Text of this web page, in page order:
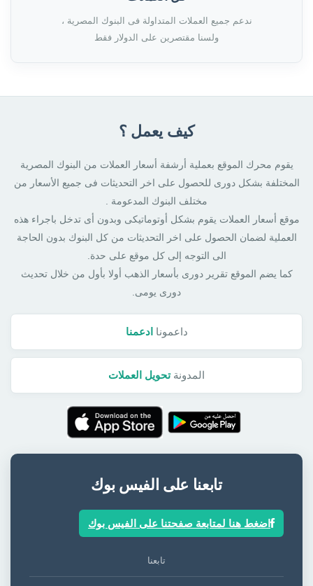
ندعم جميع العملات المتداولة فى البنوك المصرية ،
ولسنا مقتصرين على الدولار فقط
كيف يعمل ؟
يقوم محرك الموقع بعملية أرشفة أسعار العملات من البنوك المصرية
المختلفة بشكل دورى للحصول على اخر التحديثات فى جميع الأسعار من
مختلف البنوك المدعومة .
موقع أسعار العملات يقوم بشكل أوتوماتيكى وبدون أى تدخل باجراء هذه
العملية لضمان الحصول على اخر التحديثات من كل البنوك بدون الحاجة
الى التوجه إلى كل موقع على حدة.
كما يضم الموقع تقرير دورى بأسعار الذهب أولا بأول من خلال تحديث
دورى يومى.
داعمونا ادعمنا
المدونةتحويل العملات
تابعنا على الفيس بوك
اضغط هنا لمتابعة صفحتنا على الفيس بوك
تابعنا